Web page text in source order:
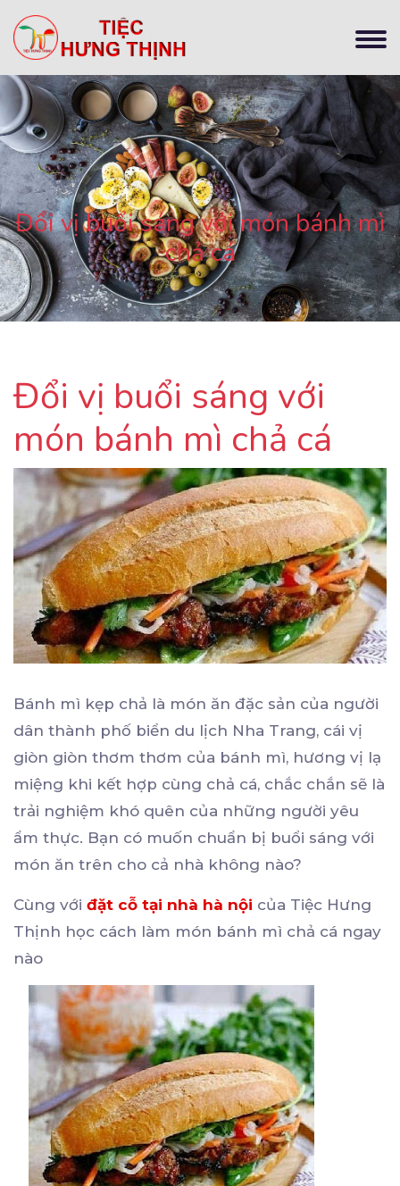
Đổi vị buổi sáng với món bánh mì
chả cá
Đổi vị buổi sáng với
món bánh mì chả cá
Bánh mì kẹp chả là món ăn đặc sản của người
dân thành phố biển du lịch Nha Trang, cái vị
giòn giòn thơm thơm của bánh mì, hương vị lạ
miệng khi kết hợp cùng chả cá, chắc chắn sẽ là
trải nghiệm khó quên của những người yêu
ẩm thực. Bạn có muốn chuẩn bị buổi sáng với
món ăn trên cho cả nhà không nào?
Cùng với đặt cỗ tại nhà hà nội của Tiệc Hưng
Thịnh học cách làm món bánh mì chả cá ngay
nào